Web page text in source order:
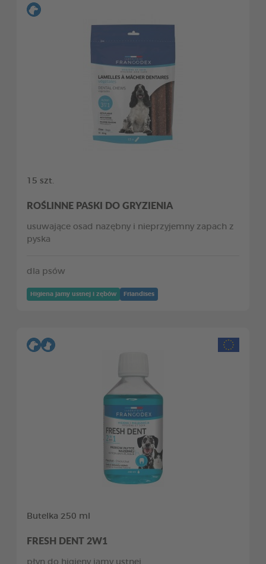
15 szt.
ROŚLINNE PASKI DO GRYZIENIA
usuwające osad nazębny i nieprzyjemny zapach z
pyska
dla psów
Higiena jamy ustnej i zębów Friandises
Butelka 250 ml
FRESH DENT 2W1
płyn do higieny jamy ustnej